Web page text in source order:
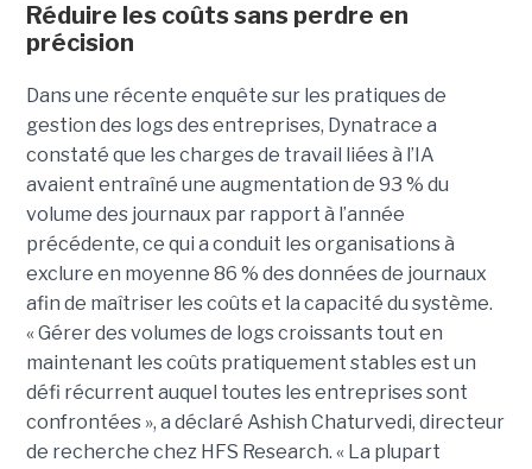
Réduire les coûts sans perdre en
précision
Dans une récente enquête sur les pratiques de
gestion des logs des entreprises, Dynatrace a
constaté que les charges de travail liées à l’IA
avaient entraîné une augmentation de 93 % du
volume des journaux par rapport à l’année
précédente, ce qui a conduit les organisations à
exclure en moyenne 86 % des données de journaux
afin de maîtriser les coûts et la capacité du système.
« Gérer des volumes de logs croissants tout en
maintenant les coûts pratiquement stables est un
défi récurrent auquel toutes les entreprises sont
confrontées », a déclaré Ashish Chaturvedi, directeur
de recherche chez HFS Research. « La plupart